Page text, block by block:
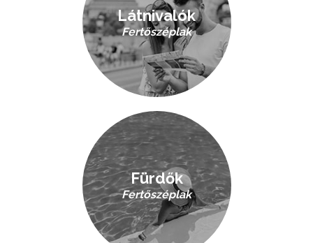
Látnivalók
Fertőszéplak
Fürdők
Fertőszéplak